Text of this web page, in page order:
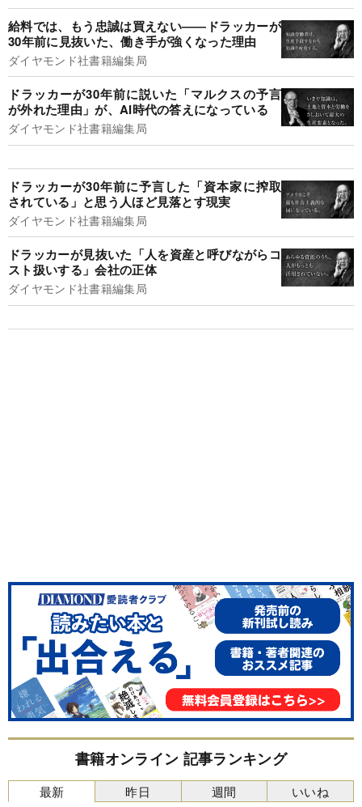
給料では、もう忠誠は買えない――ドラッカーが
30年前に見抜いた、働き手が強くなった理由
ダイヤモンド社書籍編集局
ドラッカーが30年前に説いた「マルクスの予言
が外れた理由」が、AI時代の答えになっている
ダイヤモンド社書籍編集局
ドラッカーが30年前に予言した「資本家に搾取
されている」と思う人ほど見落とす現実
ダイヤモンド社書籍編集局
ドラッカーが見抜いた「人を資産と呼びながらコ
スト扱いする」会社の正体
ダイヤモンド社書籍編集局
書籍オンライン 記事ランキング
最新 昨日 週間 いいね